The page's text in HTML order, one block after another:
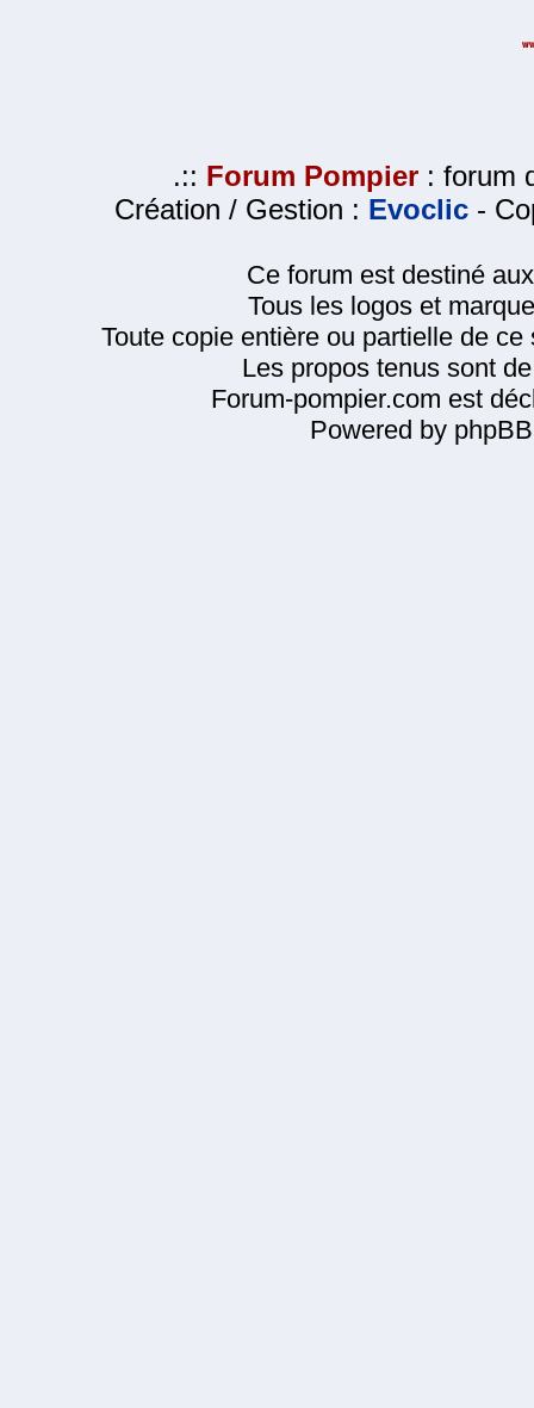
.:: Forum Pompier : forum
Création / Gestion : Evoclic -
Ce forum est destiné
Tous les logos et
Toute copie entière ou partielle de
Les propos tenus sont
Forum-pompier.com est
Powered by